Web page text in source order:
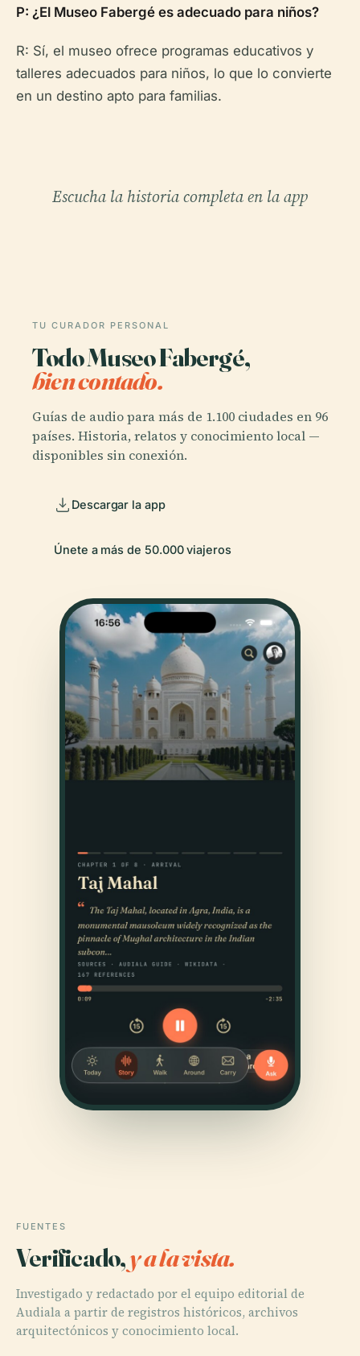
P: ¿El Museo Fabergé es adecuado para niños?
R: Sí, el museo ofrece programas educativos y
talleres adecuados para niños, lo que lo convierte
en un destino apto para familias.
Escucha la historia completa en la app
TU CURADOR PERSONAL
Todo Museo Fabergé,
bien contado.
Guías de audio para más de 1.100 ciudades en 96
países. Historia, relatos y conocimiento local —
disponibles sin conexión.
Descargar la app
Únete a más de 50.000 viajeros
FUENTES
Verificado,y a la vista.
Investigado y redactado por el equipo editorial de
Audiala a partir de registros históricos, archivos
arquitectónicos y conocimiento local.